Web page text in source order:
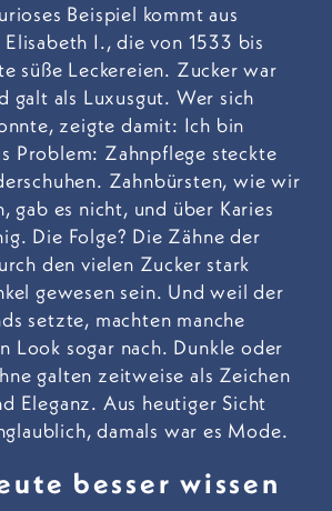
Beispiel kommt aus
I., die von 1533 bis
süße Leckereien. Zucker war
galt als Luxusgut. Wer sich
zeigte damit: Ich bin
Problem: Zahnpflege steckte
Zahnbürsten, wie wir
gab es nicht, und über Karies
Die Folge? Die Zähne der
den vielen Zucker stark
gewesen sein. Und weil der
setzte, machten manche
Look sogar nach. Dunkle oder
galten zeitweise als Zeichen
Eleganz. Aus heutiger Sicht
damals war es Mode.
besser wissen